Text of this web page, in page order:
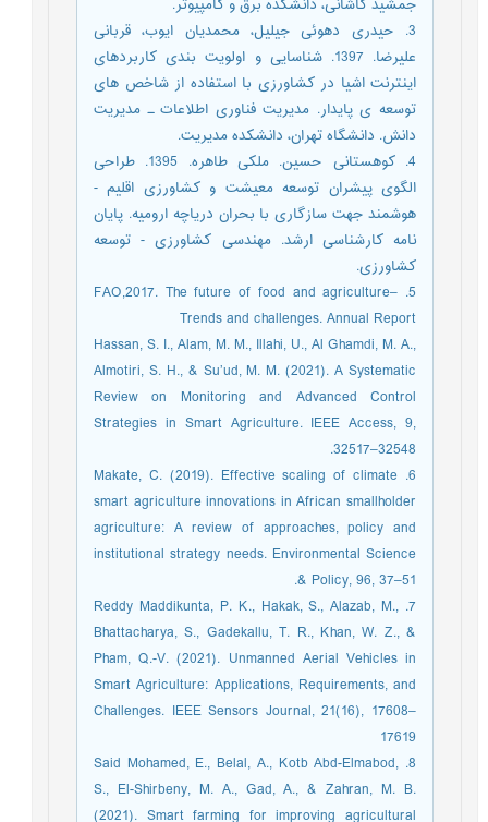
جمشید کاشانی، دانشکده برق و کامپیوتر.
3. حیدری دهوئی‌‌‌‌‌‌‌‌‌ جیلیل، محمدیان ‌‌‌‌‌‌‌‌‌‌‌‌‌ایوب‌‌‌‌‌‌‌‌‌‌‌‌‌‌‌‌، قربانی
علیرضا. 1397. شناسایی و اولویت بندی کاربردهای
اینترنت اشیا در کشاورزی با استفاده از شاخص های
توسعه ی پایدار. مدیریت فناوری اطلاعات ـ مدیریت
دانش. دانشگاه تهران، دانشکده مدیریت.
4. کوهستانی حسین. ملکی طاهره. 1395. طراحی
الگوی پیشران توسعه معیشت و کشاورزی اقلیم -
هوشمند جهت سازگاری با بحران دریاچه ارومیه. پایان
نامه کارشناسی ارشد. مهندسی کشاورزی - توسعه
کشاورزی.
5. FAO,2017. The future of food and agriculture–
Trends and challenges. Annual Report
Hassan, S. I., Alam, M. M., Illahi, U., Al Ghamdi, M. A.,
Almotiri, S. H., & Su’ud, M. M. (2021). A Systematic
Review on Monitoring and Advanced Control
Strategies in Smart Agriculture. IEEE Access, 9,
32517–32548.
6. Makate, C. (2019). Effective scaling of climate
smart agriculture innovations in African smallholder
agriculture: A review of approaches, policy and
institutional strategy needs. Environmental Science
& Policy, 96, 37–51.
7. Reddy Maddikunta, P. K., Hakak, S., Alazab, M.,
Bhattacharya, S., Gadekallu, T. R., Khan, W. Z., &
Pham, Q.-V. (2021). Unmanned Aerial Vehicles in
Smart Agriculture: Applications, Requirements, and
Challenges. IEEE Sensors Journal, 21(16), 17608–
17619
8. Said Mohamed, E., Belal, A., Kotb Abd-Elmabod,
S., El-Shirbeny, M. A., Gad, A., & Zahran, M. B.
(2021). Smart farming for improving agricultural